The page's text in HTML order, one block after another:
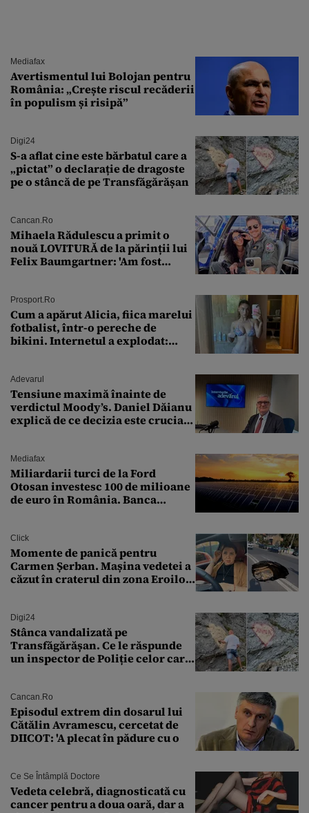
Mediafax
Avertismentul lui Bolojan pentru
România: „Crește riscul recăderii
în populism și risipă”
Digi24
S-a aflat cine este bărbatul care a
„pictat” o declarație de dragoste
pe o stâncă de pe Transfăgărășan
Cancan.ro
Mihaela Rădulescu a primit o
nouă LOVITURĂ de la părinții lui
Felix Baumgartner: 'Am fost
Prosport.ro
Cum a apărut Alicia, fiica marelui
fotbalist, într-o pereche de
bikini. Internetul a explodat:
Adevarul
Tensiune maximă înainte de
verdictul Moody’s. Daniel Dăianu
explică de ce decizia este crucială
Mediafax
Miliardarii turci de la Ford
Otosan investesc 100 de milioane
de euro în România. Banca
Click
Momente de panică pentru
Carmen Șerban. Mașina vedetei a
căzut în craterul din zona Eroilor:
Digi24
Stânca vandalizată pe
Transfăgărășan. Ce le răspunde
un inspector de Poliție celor care
Cancan.ro
Episodul extrem din dosarul lui
Cătălin Avramescu, cercetat de
DIICOT: 'A plecat în pădure cu o
Ce Se Întâmplă Doctore
Vedeta celebră, diagnosticată cu
cancer pentru a doua oară, dar a